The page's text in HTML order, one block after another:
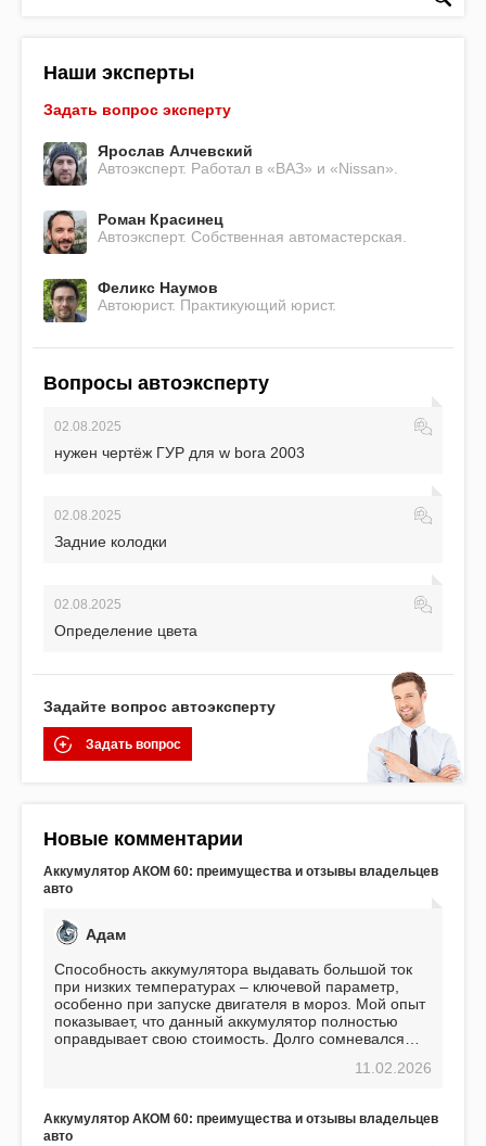
Наши эксперты
Задать вопрос эксперту
Ярослав Алчевский
Автоэксперт. Работал в «ВАЗ» и «Nissan».
Роман Красинец
Автоэксперт. Собственная автомастерская.
Феликс Наумов
Автоюрист. Практикующий юрист.
Вопросы автоэксперту
02.08.2025
нужен чертёж ГУР для w bora 2003
02.08.2025
Задние колодки
02.08.2025
Определение цвета
Задайте вопрос автоэксперту
Задать вопрос
Новые комментарии
Аккумулятор АКОМ 60: преимущества и отзывы владельцев
авто
Адам
Способность аккумулятора выдавать большой ток
при низких температурах – ключевой параметр,
особенно при запуске двигателя в мороз. Мой опыт
показывает, что данный аккумулятор полностью
оправдывает свою стоимость. Долго сомневался
пожалел. Считаю, что это отличное вложение,11.02.2026
Аккумулятор АКОМ 60: преимущества и отзывы владельцев
авто